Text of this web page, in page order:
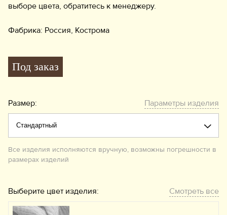
выборе цвета, обратитесь к менеджеру.
Фабрика: Россия, Кострома
Под заказ
Размер: Параметры изделия
Все изделия исполняются вручную, возможны погрешности в
размерах изделий
Выберите цвет изделия: Смотреть все